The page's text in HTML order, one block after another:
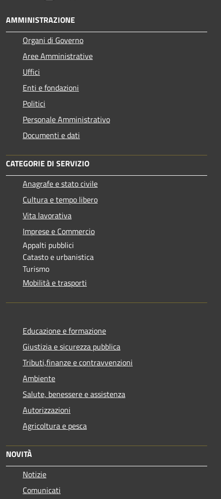
AMMINISTRAZIONE
Organi di Governo
Aree Amministrative
Uffici
Enti e fondazioni
Politici
Personale Amministrativo
Documenti e dati
CATEGORIE DI SERVIZIO
Anagrafe e stato civile
Cultura e tempo libero
Vita lavorativa
Imprese e Commercio
Appalti pubblici
Catasto e urbanistica
Turismo
Mobilità e trasporti
Educazione e formazione
Giustizia e sicurezza pubblica
Tributi,finanze e contravvenzioni
Ambiente
Salute, benessere e assistenza
Autorizzazioni
Agricoltura e pesca
NOVITÀ
Notizie
Comunicati